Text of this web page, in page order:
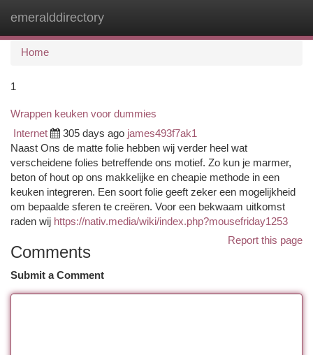
emeralddirectory
Home
1
Wrappen keuken voor dummies
Internet 305 days ago james493f7ak1
Naast Ons de matte folie hebben wij verder heel wat
verscheidene folies betreffende ons motief. Zo kun je marmer,
beton of hout op ons makkelijke en cheapie methode in een
keuken integreren. Een soort folie geeft zeker een mogelijkheid
om bepaalde sferen te creëren. Voor een bekwaam uitkomst
raden wij https://nativ.media/wiki/index.php?mousefriday1253
Report this page
Comments
Submit a Comment